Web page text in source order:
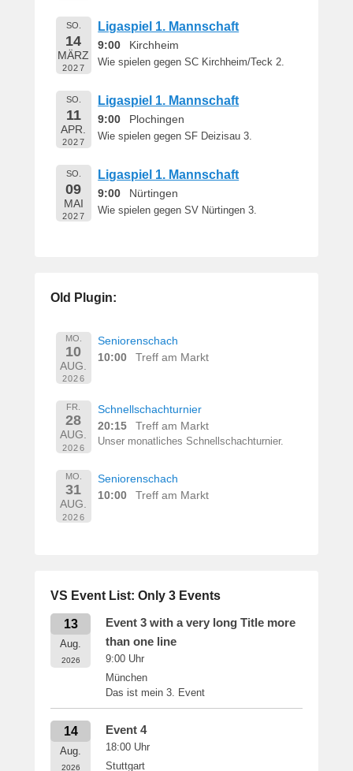
SO.
14
MÄRZ
2027
Ligaspiel 1. Mannschaft
9:00 Kirchheim
Wie spielen gegen SC Kirchheim/Teck 2.
SO.
11
APR.
2027
Ligaspiel 1. Mannschaft
9:00 Plochingen
Wie spielen gegen SF Deizisau 3.
SO.
09
MAI
2027
Ligaspiel 1. Mannschaft
9:00 Nürtingen
Wie spielen gegen SV Nürtingen 3.
Old Plugin:
MO.
10
AUG.
2026
Seniorenschach
10:00
Treff am Markt
FR.
28
AUG.
2026
Schnellschachturnier
20:15
Treff am Markt
Unser monatliches Schnellschachturnier.
MO.
31
AUG.
2026
Seniorenschach
10:00
Treff am Markt
VS Event List: Only 3 Events
13
Aug.
2026
Event 3 with a very long Title more
than one line
9:00 Uhr
München
Das ist mein 3. Event
14
Aug.
2026
Event 4
18:00 Uhr
Stuttgart